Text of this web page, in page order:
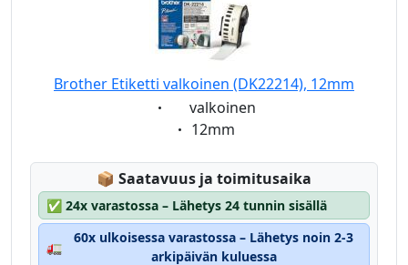
Brother Etiketti valkoinen (DK22214), 12mm
Eigenschaft:
valkoinen
Eigenschaft:
12mm
📦 Lagerstatus:
Saatavuus ja toimitusaika
✅ 24x varastossa – Lähetys 24 tunnin sisällä
🚛
60x ulkoisessa varastossa – Lähetys noin 2-3
arkipäivän kuluessa